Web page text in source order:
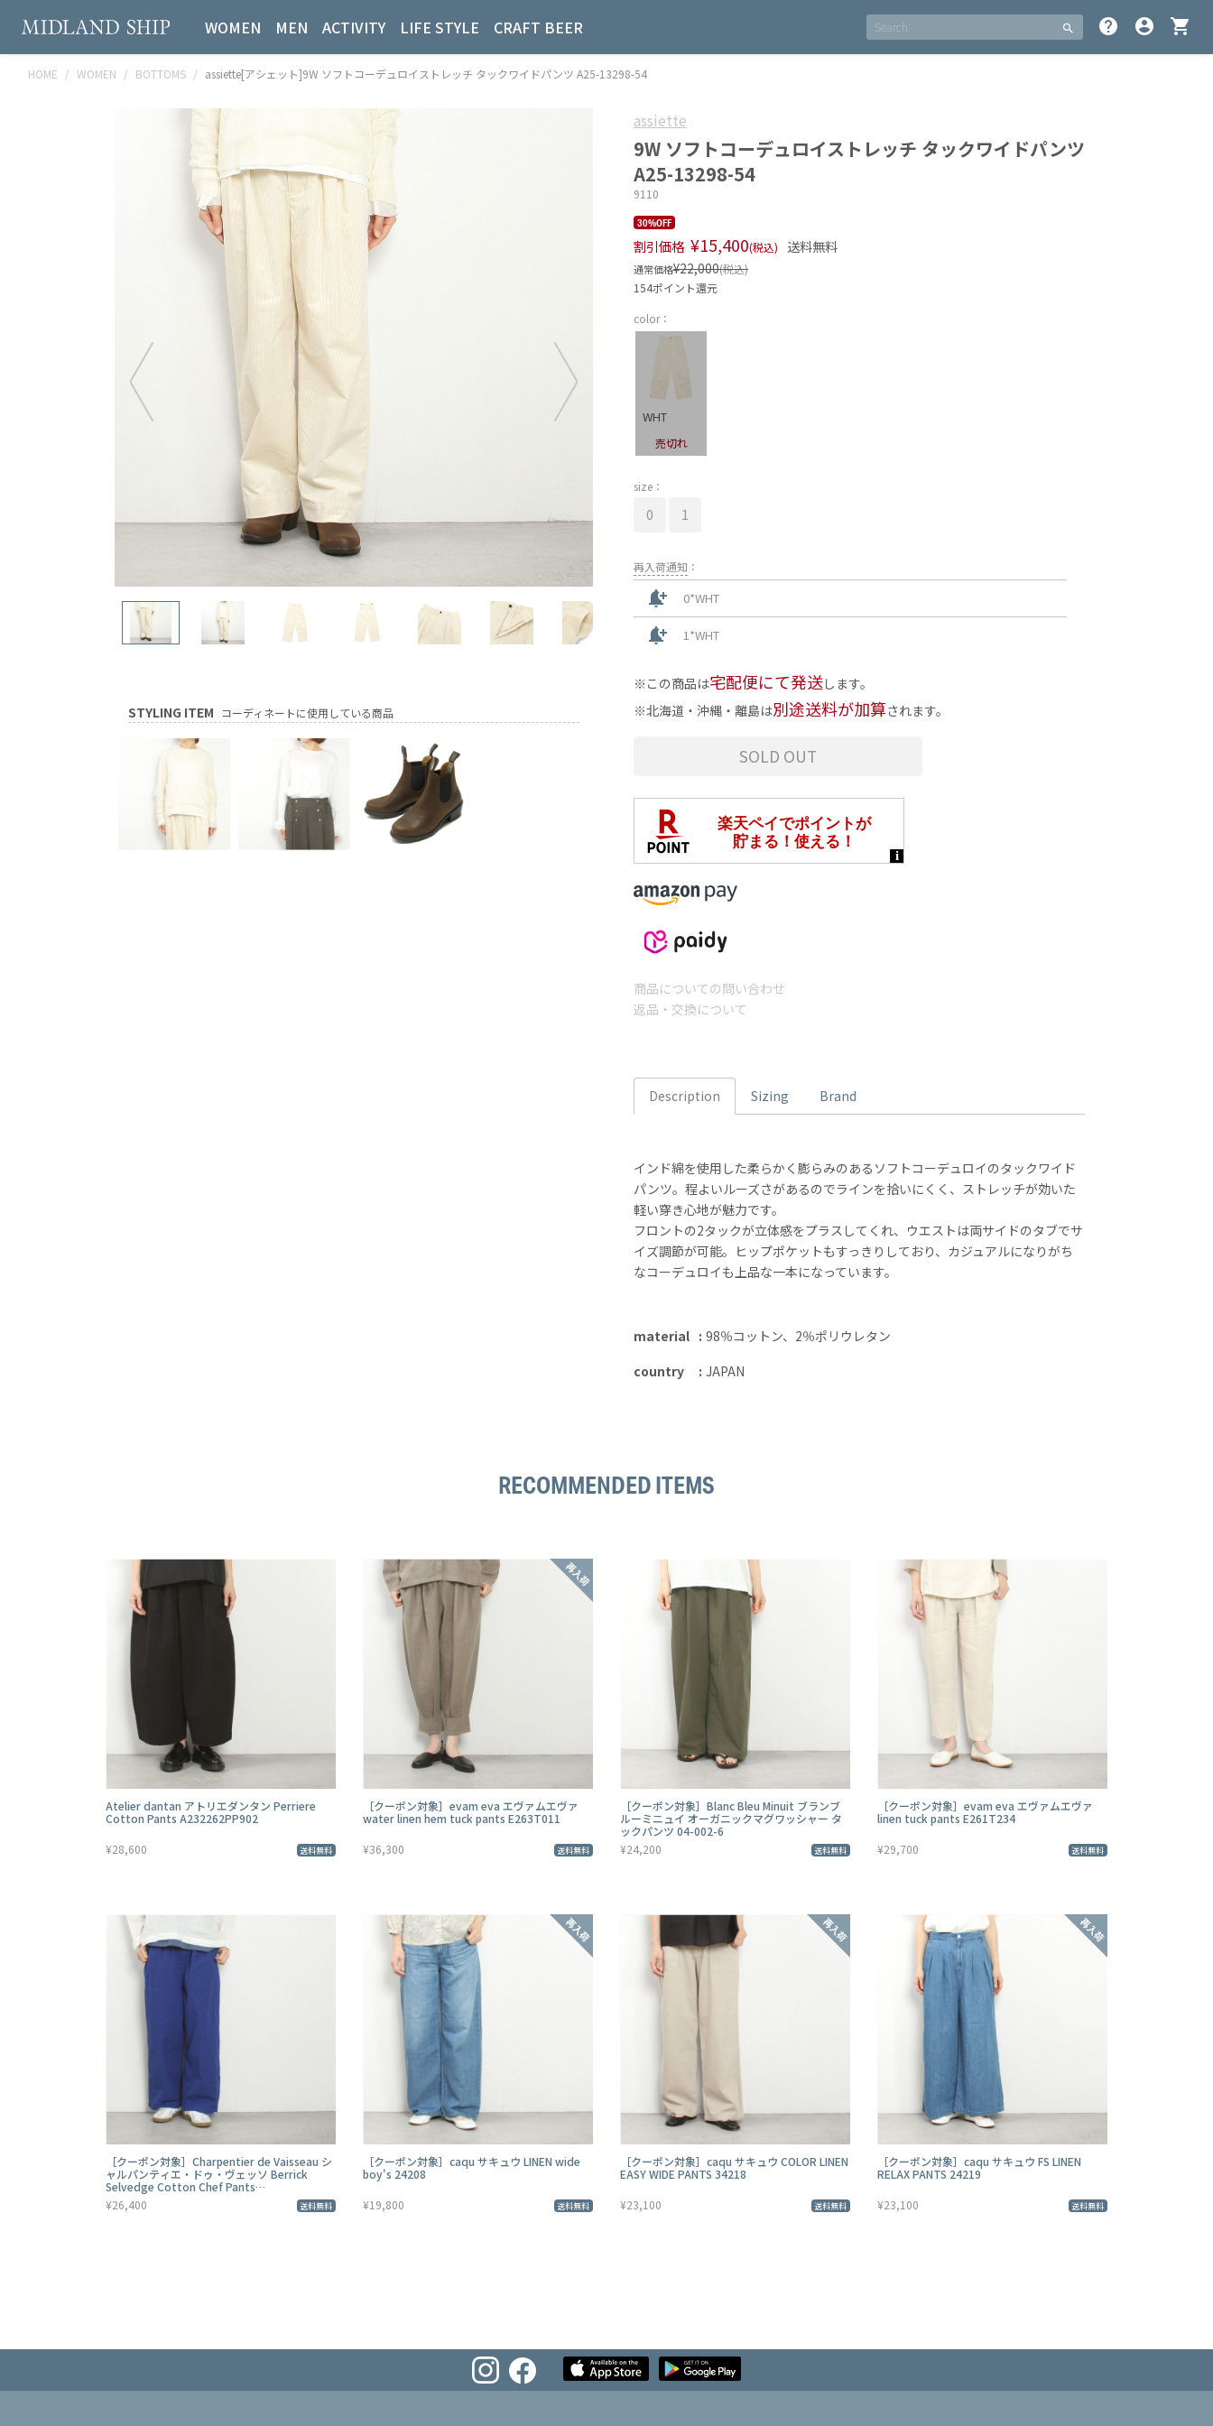
search help account_circle shopping_cart
WOMEN MEN ACTIVITY LIFE STYLE CRAFT BEER
HOME WOMEN BOTTOMS assiette[アシェット]9W ソフトコーデュロイストレッチ タックワイドパンツ A25-13298-54
STYLING ITEM コーディネートに使用している商品
assiette
9W ソフトコーデュロイストレッチ タックワイドパンツ
A25-13298-54
9110
30%OFF
割引価格 ¥15,400(税込) 送料無料
通常価格¥22,000(税込)
154ポイント還元
color：
WHT
売切れ
size：
0 1
再入荷通知 ：
notification_add 0*WHT
notification_add 1*WHT
この商品は宅配便にて発送します。
北海道・沖縄・離島は別途送料が加算されます。
SOLD OUT
商品についての問い合わせ
返品・交換について
Description Sizing Brand
インド綿を使用した柔らかく膨らみのあるソフトコーデュロイのタックワイド
パンツ。程よいルーズさがあるのでラインを拾いにくく、ストレッチが効いた
軽い穿き心地が魅力です。
フロントの2タックが立体感をプラスしてくれ、ウエストは両サイドのタブでサ
イズ調節が可能。ヒップポケットもすっきりしており、カジュアルになりがち
なコーデュロイも上品な一本になっています。
material
98％コットン、2％ポリウレタン
country
JAPAN
RECOMMENDED ITEMS
Atelier dantan アトリエダンタン Perriere
Cotton Pants A232262PP902
¥28,600 送料無料
［クーポン対象］evam eva エヴァムエヴァ
water linen hem tuck pants E263T011
¥36,300 送料無料
［クーポン対象］Blanc Bleu Minuit ブランブ
ルーミニュイ オーガニックマグワッシャー タ
ックパンツ 04-002-6
¥24,200
送料無料
［クーポン対象］evam eva エヴァムエヴァ
linen tuck pants E261T234
¥29,700 送料無料
［クーポン対象］Charpentier de Vaisseau シ
ャルパンティエ・ドゥ・ヴェッソ Berrick
Selvedge Cotton Chef Pants
C003261PP820
¥26,400 送料無料
［クーポン対象］caqu サキュウ LINEN wide
boy's 24208
¥19,800 送料無料
［クーポン対象］caqu サキュウ COLOR LINEN
EASY WIDE PANTS 34218
¥23,100 送料無料
［クーポン対象］caqu サキュウ FS LINEN
RELAX PANTS 24219
¥23,100 送料無料